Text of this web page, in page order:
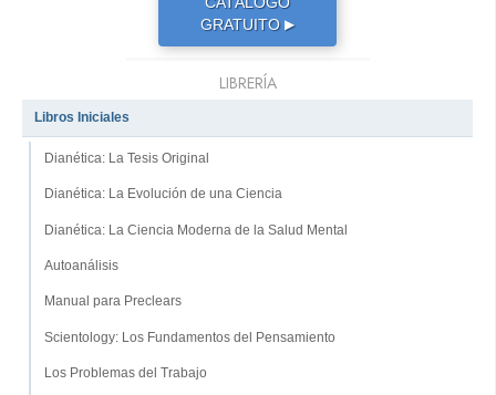
GRATUITO ▶
LIBRERÍA
Libros Iniciales
Dianética: La Tesis Original
Dianética: La Evolución de una Ciencia
Dianética: La Ciencia Moderna de la Salud Mental
Autoanálisis
Manual para Preclears
Scientology: Los Fundamentos del Pensamiento
Los Problemas del Trabajo